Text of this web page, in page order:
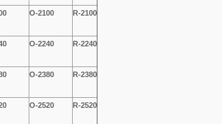
O-2100 R-2100
O-2240 R-2240
O-2380 R-2380
O-2520 R-2520